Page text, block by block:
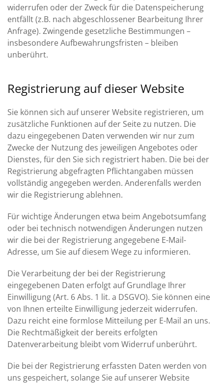
widerrufen oder der Zweck für die Datenspeicherung
entfällt (z.B. nach abgeschlossener Bearbeitung Ihrer
Anfrage). Zwingende gesetzliche Bestimmungen –
insbesondere Aufbewahrungsfristen – bleiben
unberührt.
Registrierung auf dieser Website
Sie können sich auf unserer Website registrieren, um
zusätzliche Funktionen auf der Seite zu nutzen. Die
dazu eingegebenen Daten verwenden wir nur zum
Zwecke der Nutzung des jeweiligen Angebotes oder
Dienstes, für den Sie sich registriert haben. Die bei der
Registrierung abgefragten Pflichtangaben müssen
vollständig angegeben werden. Anderenfalls werden
wir die Registrierung ablehnen.
Für wichtige Änderungen etwa beim Angebotsumfang
oder bei technisch notwendigen Änderungen nutzen
wir die bei der Registrierung angegebene E-Mail-
Adresse, um Sie auf diesem Wege zu informieren.
Die Verarbeitung der bei der Registrierung
eingegebenen Daten erfolgt auf Grundlage Ihrer
Einwilligung (Art. 6 Abs. 1 lit. a DSGVO). Sie können eine
von Ihnen erteilte Einwilligung jederzeit widerrufen.
Dazu reicht eine formlose Mitteilung per E-Mail an uns.
Die Rechtmäßigkeit der bereits erfolgten
Datenverarbeitung bleibt vom Widerruf unberührt.
Die bei der Registrierung erfassten Daten werden von
uns gespeichert, solange Sie auf unserer Website